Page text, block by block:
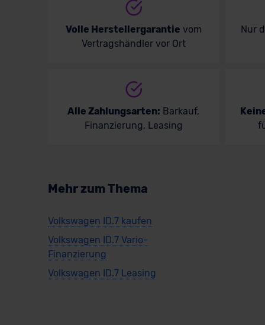
Volle Herstellergarantie vom
Vertragshändler vor Ort
Nur
Alle Zahlungsarten: Barkauf,
Finanzierung, Leasing
Mehr zum Thema
Volkswagen ID.7 kaufen
Volkswagen ID.7 Vario-
Finanzierung
Volkswagen ID.7 Leasing